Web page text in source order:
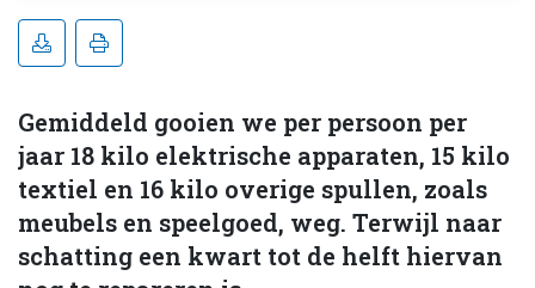
Gemiddeld gooien we per persoon per
jaar 18 kilo elektrische apparaten, 15 kilo
textiel en 16 kilo overige spullen, zoals
meubels en speelgoed, weg. Terwijl naar
schatting een kwart tot de helft hiervan